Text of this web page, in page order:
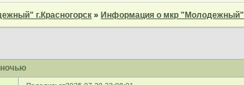
г.Красногорск » Информация о мкр "Молодежный"
ночью